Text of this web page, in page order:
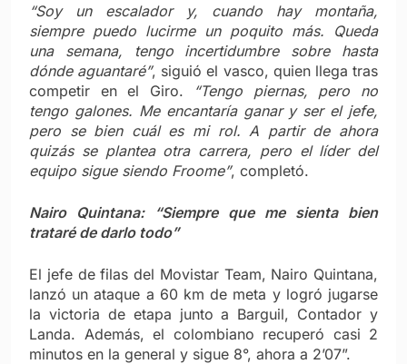
“Soy un escalador y, cuando hay montaña,
siempre puedo lucirme un poquito más. Queda
una semana, tengo incertidumbre sobre hasta
dónde aguantaré”, siguió el vasco, quien llega tras
competir en el Giro.
“Tengo piernas, pero no
tengo galones. Me encantaría ganar y ser el jefe,
pero se bien cuál es mi rol. A partir de ahora
quizás se plantea otra carrera, pero el líder del
equipo sigue siendo Froome”, completó.
Nairo Quintana: “Siempre que me sienta bien
trataré de darlo todo”
El jefe de filas del Movistar Team, Nairo Quintana,
lanzó un ataque a 60 km de meta y logró jugarse
la victoria de etapa junto a Barguil, Contador y
Landa. Además, el colombiano recuperó casi 2
minutos en la general y sigue 8°, ahora a 2’07”.